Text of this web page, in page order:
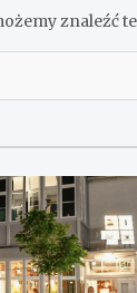
znaleźć